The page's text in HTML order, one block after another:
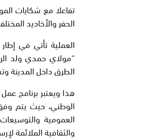
تفاعلا مع شكايات
الحفر والأخاديد
العملية تأتي في
“مولاي حمدي ولد
الطرق داخل المدينة
هذا ويعتبر برنامج
الوطني، حيث يتم
العمومية
والثقافية الملائمة